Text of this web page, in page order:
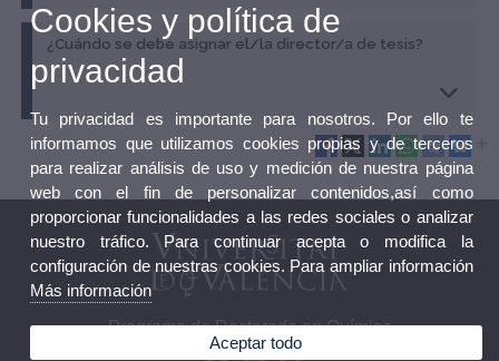
¿Cuándo se debe asignar el/la director/a de tesis?
Programa de Doctorado en Química
Cookies y política de
privacidad
Tu privacidad es importante para nosotros. Por ello te
informamos que utilizamos cookies propias y de terceros
para realizar análisis de uso y medición de nuestra página
web con el fin de personalizar contenidos,así como
proporcionar funcionalidades a las redes sociales o analizar
nuestro tráfico. Para continuar acepta o modifica la
configuración de nuestras cookies. Para ampliar información
Más información
Aceptar todo